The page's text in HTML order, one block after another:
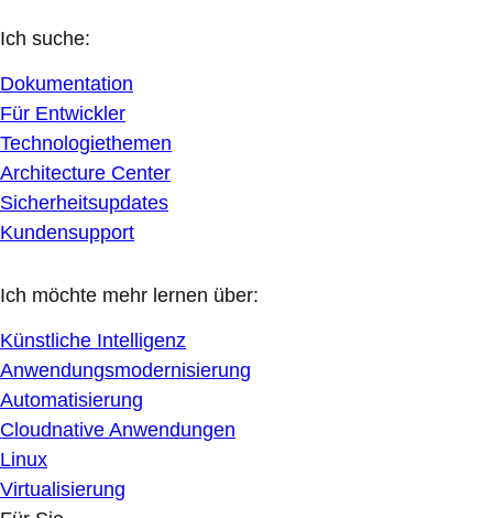
Ich suche:
Dokumentation
Für Entwickler
Technologiethemen
Architecture Center
Sicherheitsupdates
Kundensupport
Ich möchte mehr lernen über:
Künstliche Intelligenz
Anwendungsmodernisierung
Automatisierung
Cloudnative Anwendungen
Linux
Virtualisierung